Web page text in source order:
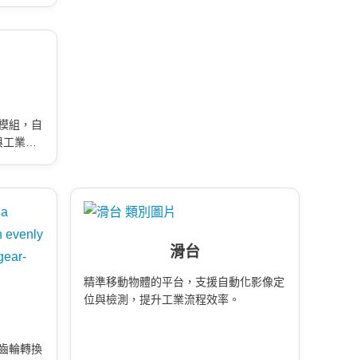
組，自
業檢
輪轉換
滑台
精準移動物體的平台，支援自動化影像定
位與檢測，提升工業流程效率。